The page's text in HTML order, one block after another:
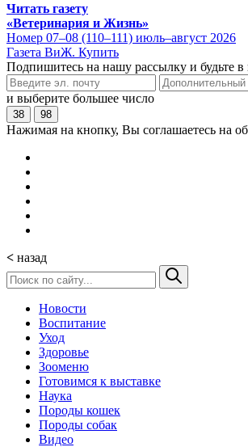
Читать газету
«Ветеринария и Жизнь»
Номер 07–08 (110–111) июль–август 2026
Газета ВиЖ. Купить
Подпишитесь на нашу рассылку и будьте в
и выберите большее число
38 98
Нажимая на кнопку, Вы соглашаетесь на
< назад
Новости
Воспитание
Уход
Здоровье
Зооменю
Готовимся к выставке
Наука
Породы кошек
Породы собак
Видео